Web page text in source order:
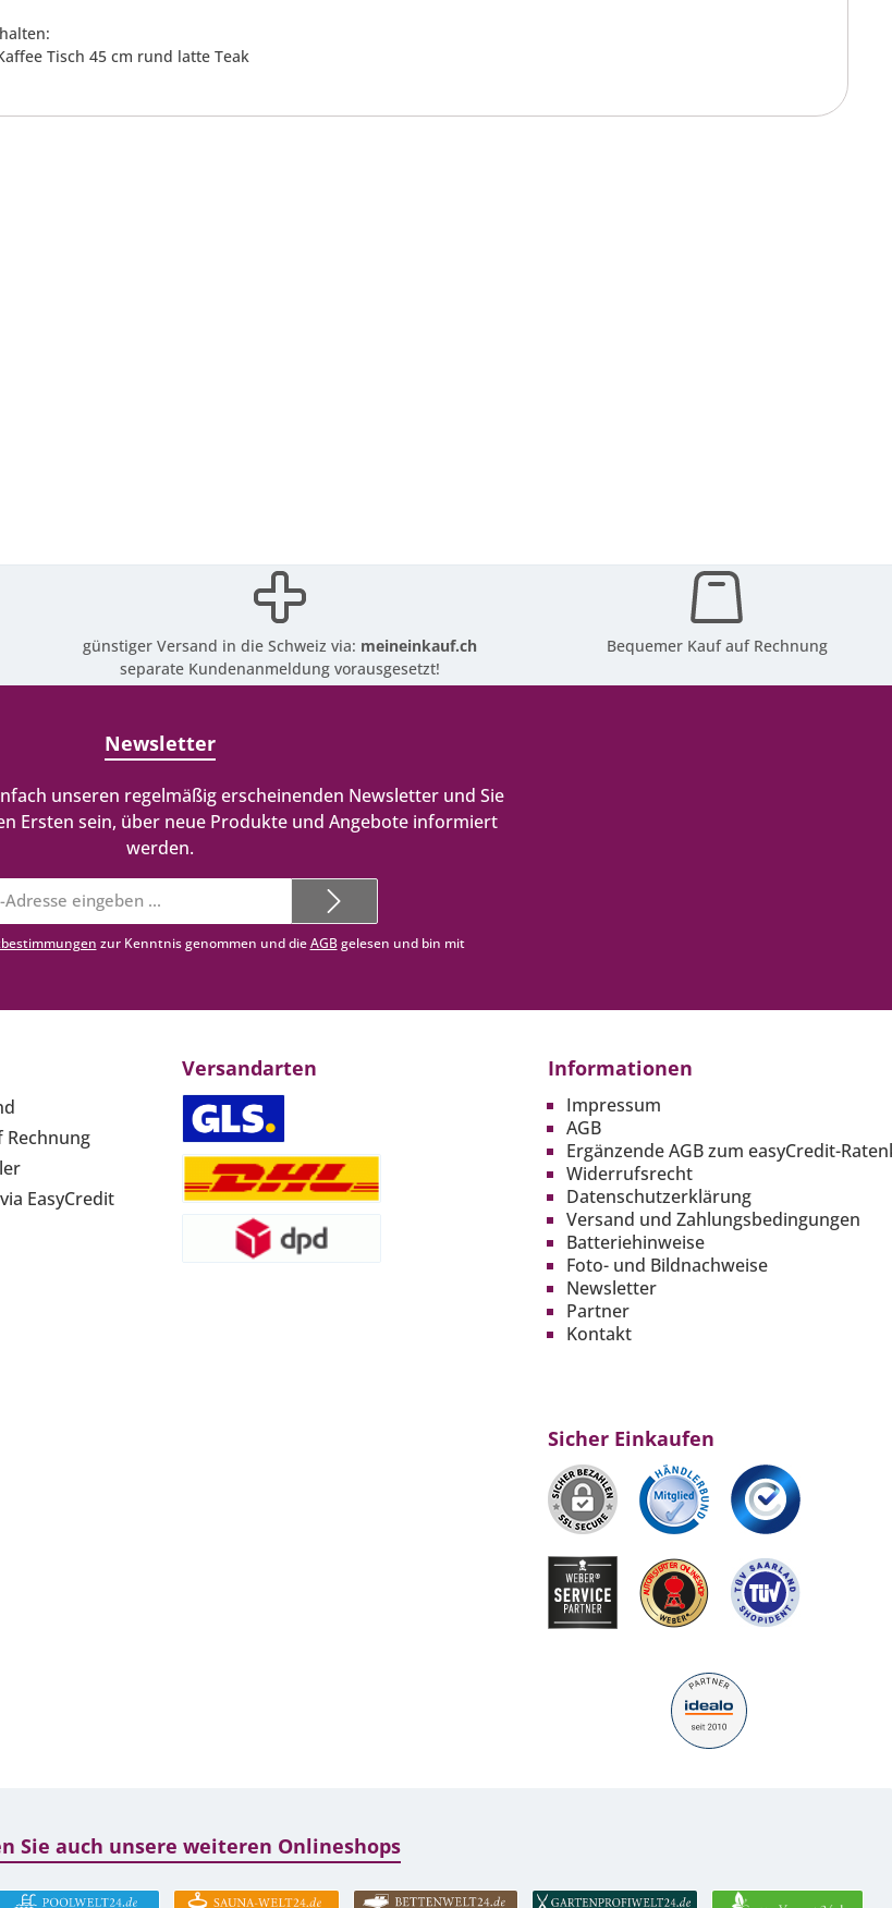
Tisch 45 cm rund latte Teak
günstiger Versand in die Schweiz via: meineinkauf.ch
separate Kundenanmeldung vorausgesetzt!
Bequemer Kauf auf Rechnung
Newsletter
unseren regelmäßig erscheinenden Newsletter und Sie
Ersten sein, über neue Produkte und Angebote informiert
werden.
Mail-
Adresse*
zur Kenntnis genommen und dieAGBgelesen und bin mit
Rechnung
EasyCredit
Versandarten Informationen
Impressum
AGB
Ergänzende AGB zum easyCredit-
Widerrufsrecht
Datenschutzerklärung
Versand und Zahlungsbedingungen
Batteriehinweise
Foto- und Bildnachweise
Newsletter
Partner
Kontakt
Sicher Einkaufen
Sie auch unsere weiteren Onlineshops